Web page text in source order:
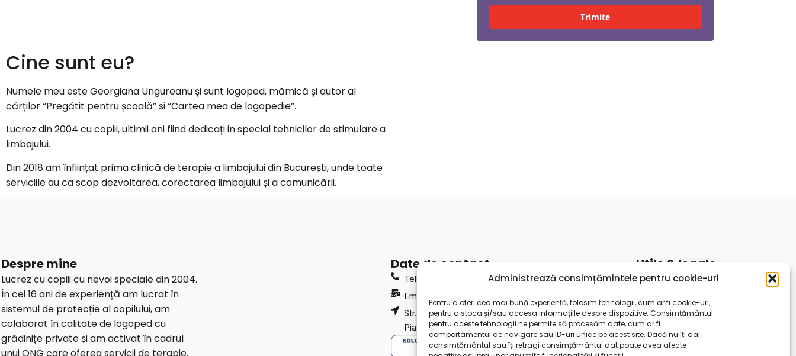
Administrează consimțămintele pentru cookie-uri
Pentru a oferi cea mai bună experiență, folosim tehnologii, cum ar fi cookie-uri,
pentru a stoca și/sau accesa informațiile despre dispozitive. Consimțământul
pentru aceste tehnologii ne permite să procesăm date, cum ar fi
comportamentul de navigare sau ID-uri unice pe acest site. Dacă nu îți dai
consimțământul sau îți retragi consimțământul dat poate avea afecte
Trimite
Cine sunt eu?
Numele meu este Georgiana Ungureanu și sunt logoped, mămică și autor al
cărților “Pregătit pentru școală” si “Cartea mea de logopedie”.
Lucrez din 2004 cu copiii, ultimii ani fiind dedicați in special tehnicilor de stimulare a
limbajului.
Din 2018 am înființat prima clinică de terapie a limbajului din București, unde toate
serviciile au ca scop dezvoltarea, corectarea limbajului și a comunicării.
Despre mine
Lucrez cu copiii cu nevoi speciale din 2004.
În cei 16 ani de experiență am lucrat în
sistemul de protecție al copilului, am
colaborat în calitate de logoped cu
grădinițe private și am activat în cadrul
unui ONG care oferea servicii de terapie.
Date de contact
Telefon: 0764826675
Email:
Str. Vulturilor 92, București, 030857 sector 3 (zona
Piața Alba Iulia)
Utile & legale
CUI: 44809640
Politica de cookies
Politica de confidentialitate
Termeni si conditii